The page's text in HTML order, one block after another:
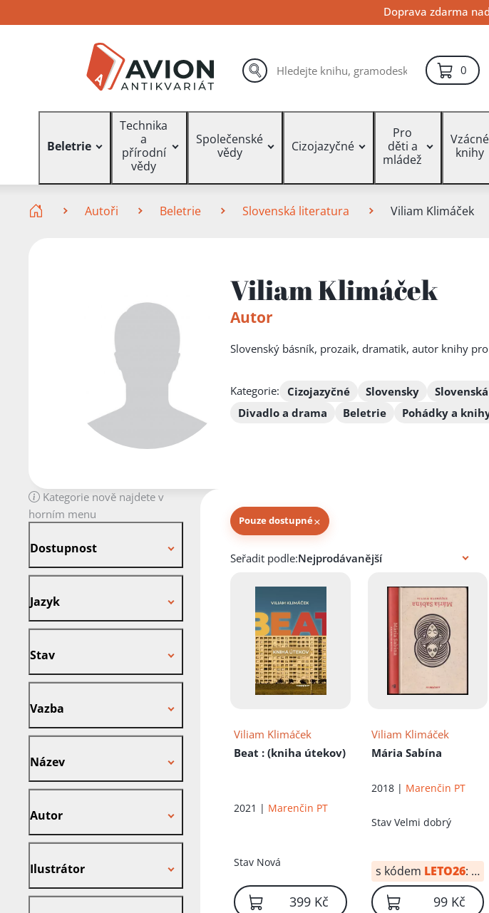
na
na
na
Doprava zdarma
Vyhledávání hledat
0
Beletrie
Technika
a
přírodní
vědy
Společenské
vědy
Cizojazyčné
Pro
děti a
mládež
Vzácné
knihy
Autoři Beletrie Slovenská literatura Viliam Klimáček
Viliam Klimáček
Autor
Slovenský básník, prozaik, dramatik, autor knihy
Kategorie: Cizojazyčné Slovensky
Divadlo a drama
Beletrie Pohádky a
Kategorie nově najdete v
horním menu
Dostupnost
Jazyk
Stav
Vazba
Název
Autor
Ilustrátor
Pouze dostupné×
Knihy autora
Seřadit podle:
Viliam Klimáček
Beat : (kniha útekov)
2021 | Marenčin PT
Stav Nová
399 Kč
Viliam Klimáček
Mária Sabína
2018 | Marenčin PT
Stav Velmi dobrý
s kódem LETO26: 69
99 Kč